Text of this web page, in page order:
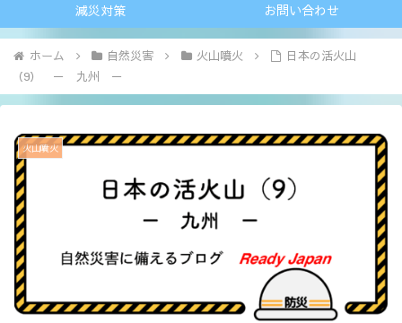
減災対策
お問い合わせ
ホーム 自然災害 火山噴火
日本の活火山
（9） － 九州 －
火山噴火